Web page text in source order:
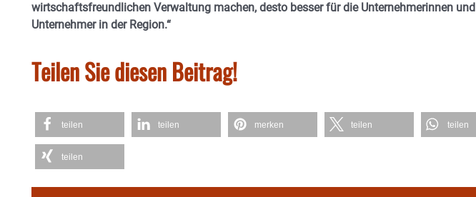
wirtschaftsfreundlichen Verwaltung machen, desto besser für die Unternehmerinnen und
Unternehmer in der Region.“
Teilen Sie diesen Beitrag!
teilen teilen merken teilen teilen
teilen